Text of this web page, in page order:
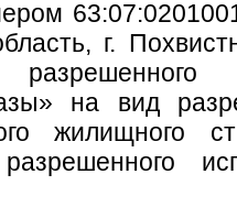
г.
на вид
жилищного